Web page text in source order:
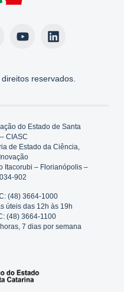
reservados.
do Estado de Santa
CIASC
de Estado da Ciência,
Itacorubi – Florianópolis –
902
(48) 3664-1000
úteis das 12h às 19h
(48) 3664-1100
7 dias por semana